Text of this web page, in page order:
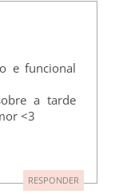
e funcional
a tarde
<3
RESPONDER